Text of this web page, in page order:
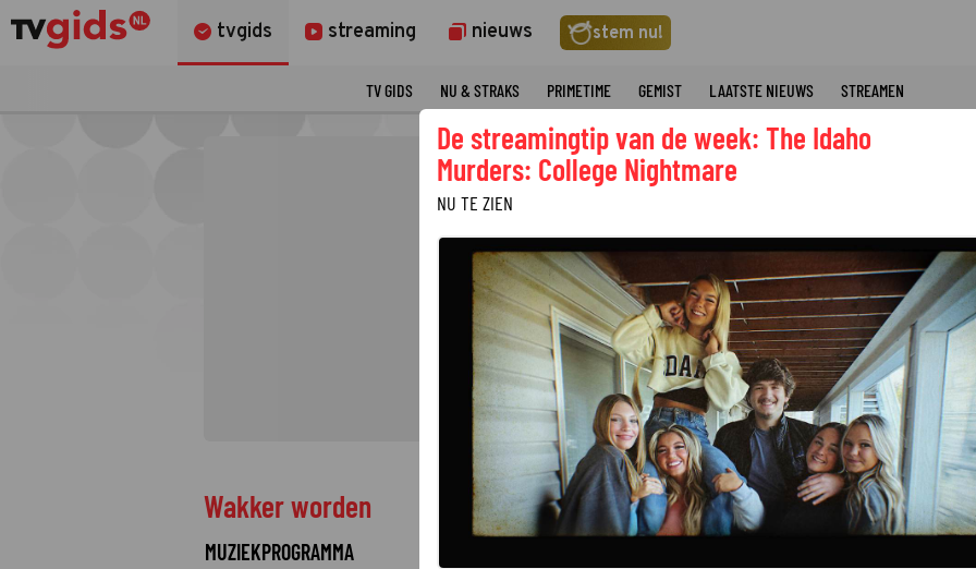
tvgids streaming nieuws stem nu!
TV GIDS NU & STRAKS PRIMETIME GEMIST LAATSTE NIEUWS STREAMEN
Wakker worden
MUZIEKPROGRAMMA
FILMS
De streamingtip van de week: The Idaho
Murders: College Nightmare
NU TE ZIEN